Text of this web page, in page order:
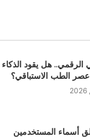
الرقمي.. هل يقود الذكاء
الطب الاستباقي؟
أسماء المستخدمين